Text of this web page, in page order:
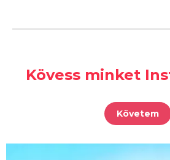
Kövess minket
Követem